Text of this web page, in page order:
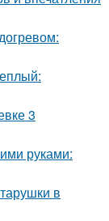
3
руками:
в